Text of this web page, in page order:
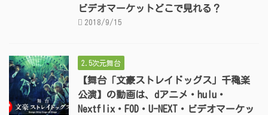
ビデオマーケットどこで見れる？
2018/9/15
2.5次元舞台
【舞台「文豪ストレイドッグス」千穐楽
公演】の動画は、dアニメ・hulu・
Nextflix・FOD・U-NEXT・ビデオマーケッ